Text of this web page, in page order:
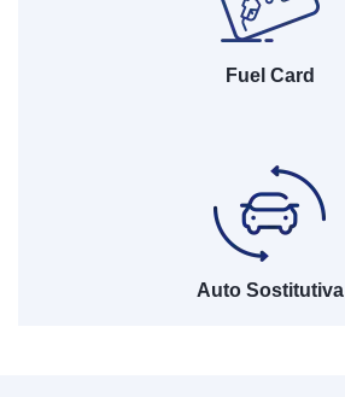
Fuel Card
Auto Sostitutiva